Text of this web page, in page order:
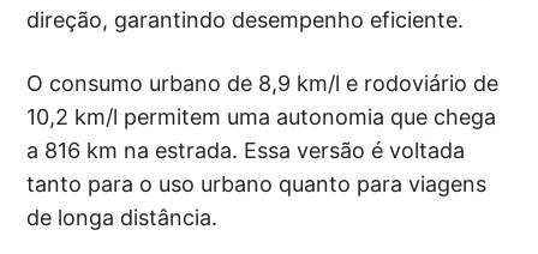
direção, garantindo desempenho eficiente.
O consumo urbano de 8,9 km/l e rodoviário de
10,2 km/l permitem uma autonomia que chega
a 816 km na estrada. Essa versão é voltada
tanto para o uso urbano quanto para viagens
de longa distância.